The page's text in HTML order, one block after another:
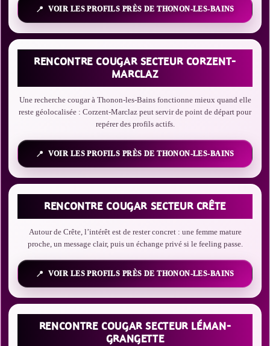
VOIR LES PROFILS PRÈS DE THONON-LES-BAINS
RENCONTRE COUGAR SECTEUR CORZENT-
MARCLAZ
Une recherche cougar à Thonon-les-Bains fonctionne mieux quand elle
reste géolocalisée : Corzent-Marclaz peut servir de point de départ pour
repérer des profils actifs.
VOIR LES PROFILS PRÈS DE THONON-LES-BAINS
RENCONTRE COUGAR SECTEUR CRÊTE
Autour de Crête, l’intérêt est de rester concret : une femme mature
proche, un message clair, puis un échange privé si le feeling passe.
VOIR LES PROFILS PRÈS DE THONON-LES-BAINS
RENCONTRE COUGAR SECTEUR LÉMAN-
GRANGETTE